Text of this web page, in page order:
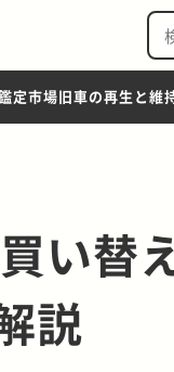
定市場旧車の再生と維
い替
説